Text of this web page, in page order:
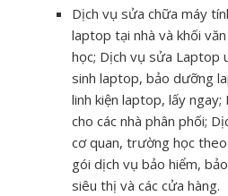
Dịch vụ sửa chữa máy
laptop tại nhà và khối
học; Dịch vụ sửa Laptop
sinh laptop, bảo dưỡng
linh kiện laptop, lấy
cho các nhà phân phối;
cơ quan, trường học
gói dịch vụ bảo hiểm,
siêu thị và các cửa hàng.